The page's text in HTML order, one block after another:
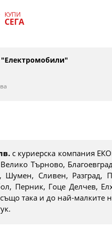
КУПИ
СЕГА
"Електромобили"
с куриерска компания
Търново,
Сливен, Разград,
Перник, Гоце Делчев,
така и до най-малките